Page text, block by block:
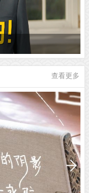
查看更多